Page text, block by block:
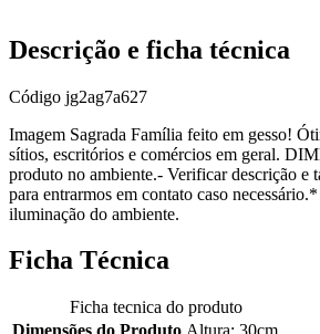
Descrição e ficha técnica
Código jg2ag7a627
Imagem Sagrada Família feito em gesso!
sítios, escritórios e comércios em geral.
produto no ambiente.- Verificar descrição e
para entrarmos em contato caso
iluminação do ambiente.
Ficha Técnica
Ficha tecnica do produto